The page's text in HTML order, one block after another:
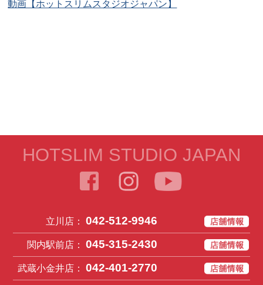
動画【ホットスリムスタジオジャパン】
HOTSLIM STUDIO JAPAN
立川店： 042-512-9946
関内駅前店： 045-315-2430
武蔵小金井店： 042-401-2770